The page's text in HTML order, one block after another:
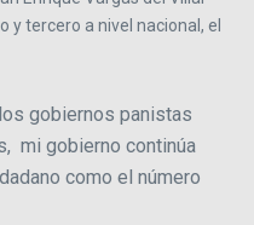
y tercero a nivel nacional, el
gobiernos panistas
mi gobierno continúa
como el número